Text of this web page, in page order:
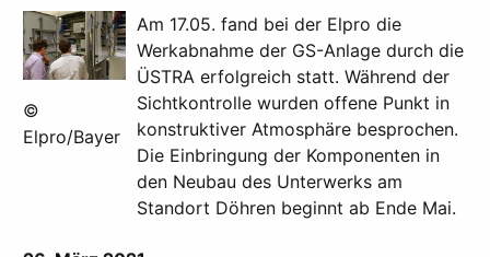
©
Elpro/Bayer
Am 17.05. fand bei der Elpro die
Werkabnahme der GS-Anlage durch die
ÜSTRA erfolgreich statt. Während der
Sichtkontrolle wurden offene Punkt in
konstruktiver Atmosphäre besprochen.
Die Einbringung der Komponenten in
den Neubau des Unterwerks am
Standort Döhren beginnt ab Ende Mai.